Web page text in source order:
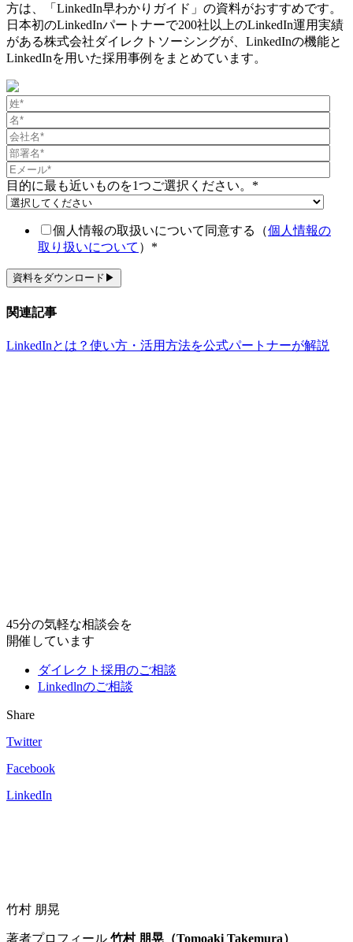
方は、「LinkedIn早わかりガイド」の資料がおすすめです。
日本初のLinkedInパートナーで200社以上のLinkedIn運用実績
がある株式会社ダイレクトソーシングが、LinkedInの機能と
LinkedInを用いた採用事例をまとめています。
目的に最も近いものを1つご選択ください。 *
個人情報の取扱いについて同意する（個人情報の
取り扱いについて ） *
関連記事
LinkedInとは？使い方・活用方法を公式パートナーが解説
45分の気軽な相談会を
開催しています
ダイレクト採用のご相談
Linkedlnのご相談
Share
Twitter
Facebook
LinkedIn
竹村 朋晃
著者プロフィール 竹村 朋晃（Tomoaki Takemura）